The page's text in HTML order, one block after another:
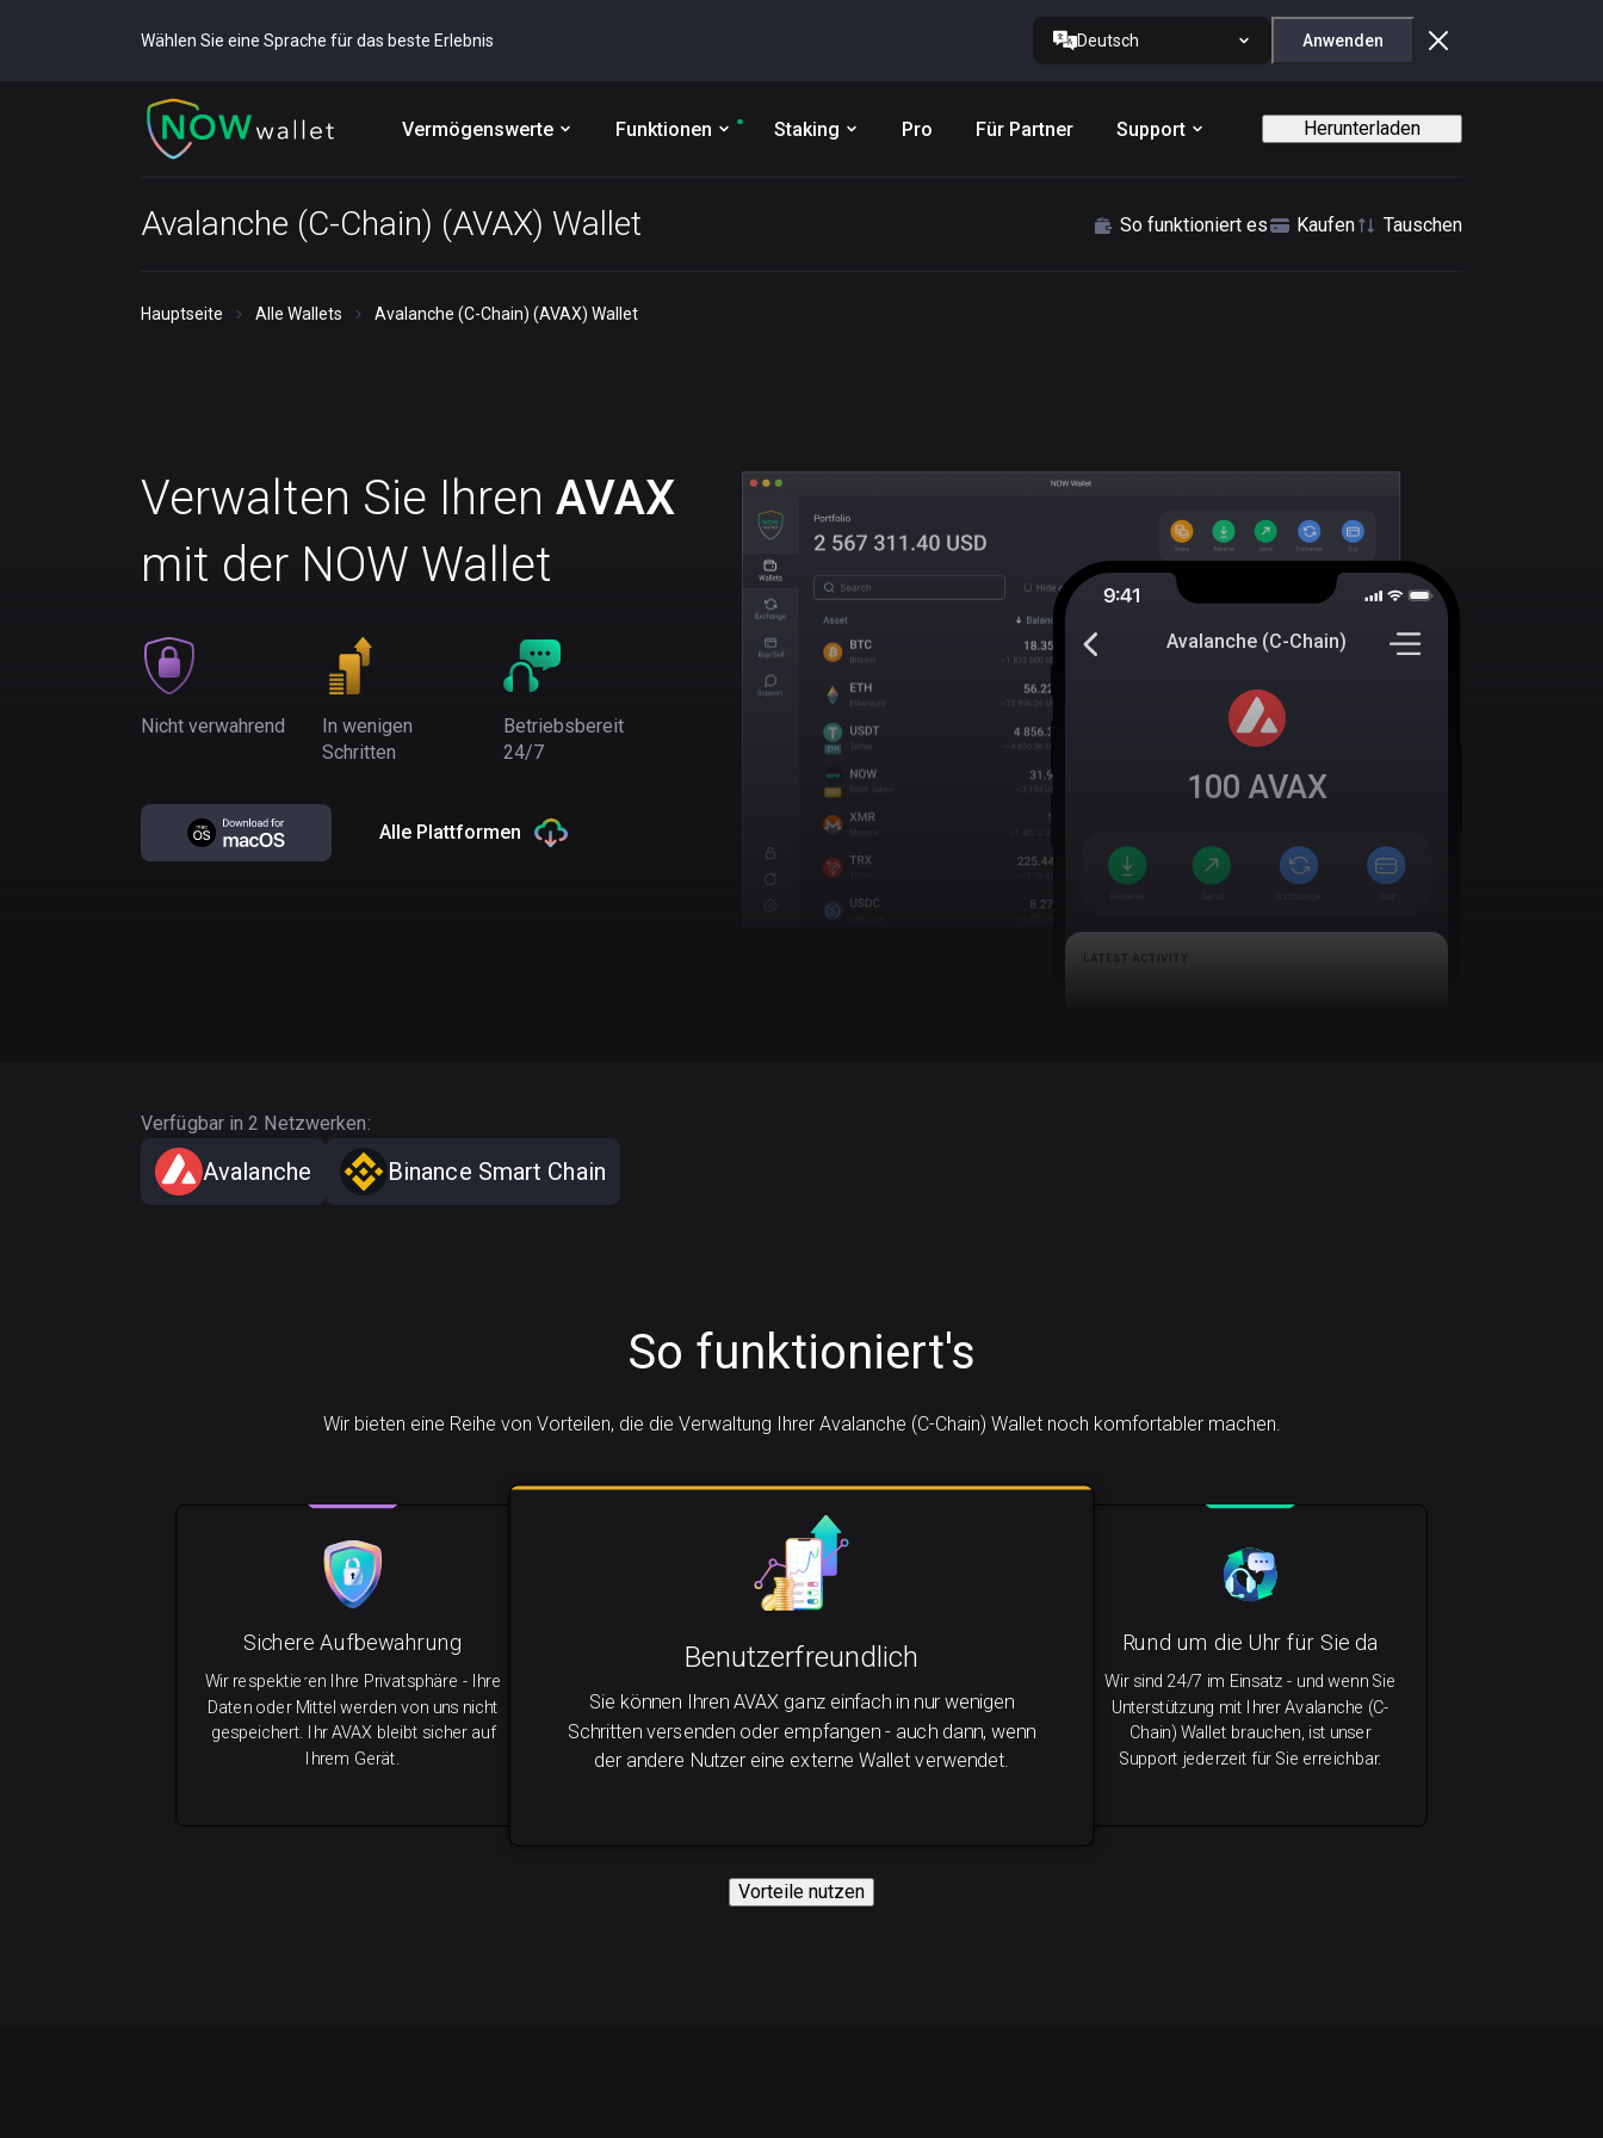
Wählen Sie eine Sprache für das beste Erlebnis Deutsch Anwenden
Vermögenswerte Funktionen Staking Pro Für Partner Support Herunterladen
Avalanche (C-Chain) (AVAX) Wallet So funktioniert es Kaufen Tauschen
Hauptseite Alle Wallets Avalanche (C-Chain) (AVAX) Wallet
Verwalten Sie Ihren AVAX
mit der NOW Wallet
Nicht verwahrend
In wenigen
Schritten
Betriebsbereit
24/7
Alle Plattformen
Avalanche (C-Chain)
100 AVAX
Verfügbar in 2 Netzwerken:
Avalanche Binance Smart Chain
So funktioniert's
Wir bieten eine Reihe von Vorteilen, die die Verwaltung Ihrer Avalanche (C-Chain) Wallet noch komfortabler machen.
Benutzerfreundlich
Sie können Ihren AVAX ganz einfach in nur wenigen
Schritten versenden oder empfangen - auch dann, wenn
der andere Nutzer eine externe Wallet verwendet.
Rund um die Uhr für Sie da
Wir sind 24/7 im Einsatz - und wenn Sie
Unterstützung mit Ihrer Avalanche (C-
Chain) Wallet brauchen, ist unser
Support jederzeit für Sie erreichbar.
Sichere Aufbewahrung
Wir respektieren Ihre Privatsphäre - Ihre
Daten oder Mittel werden von uns nicht
gespeichert. Ihr AVAX bleibt sicher auf
Ihrem Gerät.
Vorteile nutzen